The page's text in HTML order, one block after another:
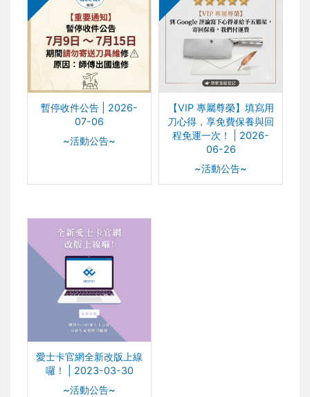
暫停收件公告 | 2026-
07-06
~活動公告~
【VIP 專屬尊榮】填寫用
刀心得，享免費保養與回
程免運一次！ | 2026-
06-26
~活動公告~
愛士卡官網全新改版上線
囉！ | 2023-03-30
~活動公告~